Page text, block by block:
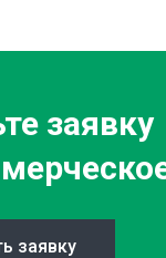
заявку
заявку